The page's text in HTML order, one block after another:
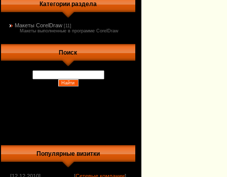
Категории раздела
Макеты CorelDraw [11]
Макеты выполненные в программе CorelDraw
Поиск
Популярные визитки